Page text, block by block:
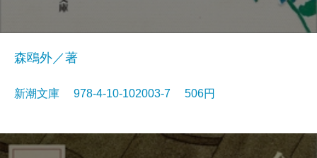
森鴎外／著
新潮文庫 978-4-10-102003-7 506円